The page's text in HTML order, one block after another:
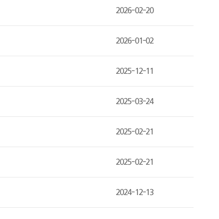
2026-02-20
2026-01-02
2025-12-11
2025-03-24
2025-02-21
2025-02-21
2024-12-13